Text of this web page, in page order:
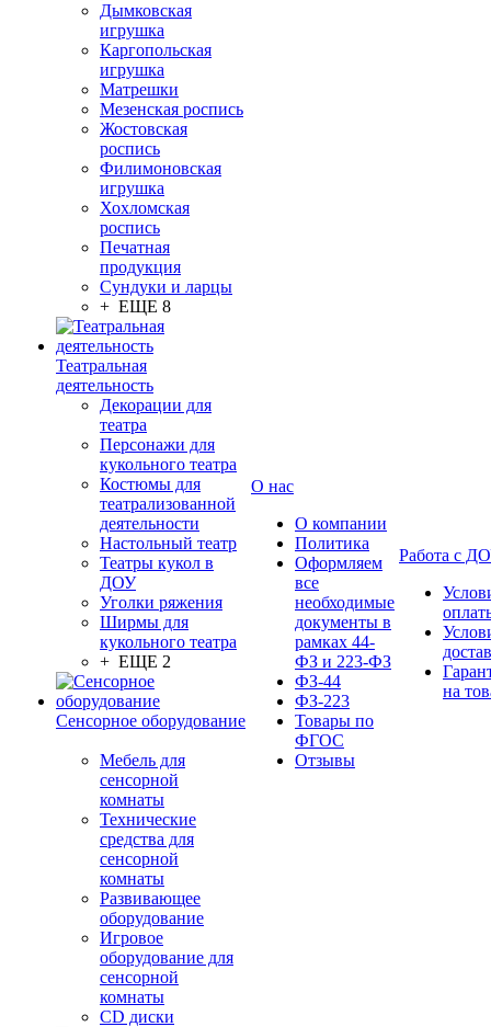
Дымковская
игрушка
Каргопольская
игрушка
Матрешки
Мезенская роспись
Жостовская
роспись
Филимоновская
игрушка
Хохломская
роспись
Печатная
продукция
Сундуки и ларцы
+ ЕЩЕ 8
Театральная
деятельность
Декорации для
театра
Персонажи для
кукольного театра
Костюмы для
театрализованной
деятельности
Настольный театр
Театры кукол в
ДОУ
Уголки ряжения
Ширмы для
кукольного театра
+ ЕЩЕ 2
Сенсорное оборудование
Мебель для
сенсорной
комнаты
Технические
средства для
сенсорной
комнаты
Развивающее
оборудование
Игровое
оборудование для
сенсорной
комнаты
CD диски
О нас
О компании
Политика
Оформляем
все
необходимые
документы в
рамках 44-
ФЗ и 223-ФЗ
ФЗ-44
ФЗ-223
Товары по
ФГОС
Отзывы
Работа с
на